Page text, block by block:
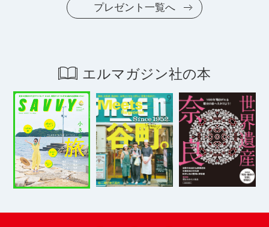
プレゼント一覧へ
エルマガジン社の本